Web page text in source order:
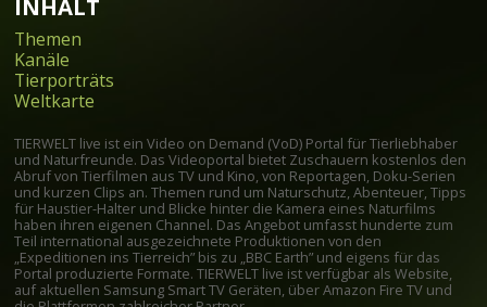
INHALT
Themen
Kanäle
Tierporträts
Weltkarte
TIERWELT live ist ein Video on Demand (VoD) Portal für Tierliebhaber
und Naturfreunde. Das Videoportal bietet Zuschauern kostenlos den
Abruf von Tierfilmen aus TV und Kino, von Reportagen, Doku-Serien
und kurzen Clips an. Themen rund um Naturschutz, Abenteuer, Tipps
für Haustier-Halter und Blicke hinter die Kamera eines Naturfilms
haben ihren eigenen Channel. Das Angebot umfasst hunderte zum
Teil international ausgezeichnete Produktionen von den
„Expeditionen ins Tierreich” bis zu „BBC Earth” und eigens für das
Portal produzierte Formate. TIERWELT live ist verfügbar als Website,
auf aktuellen Samsung Smart TV Geräten, über Amazon Fire TV und